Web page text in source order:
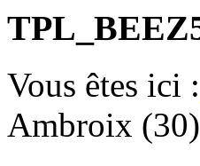
Vous êtes ici :
Ambroix (30)